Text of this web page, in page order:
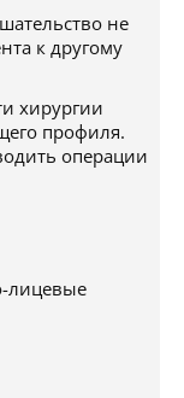
не
к другому
хирургии
профиля.
операции
лицевые